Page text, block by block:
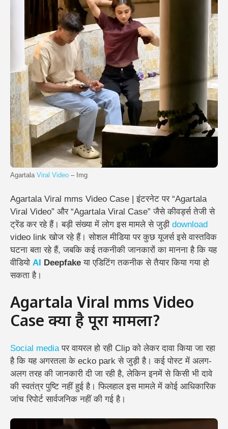
Agartala Viral Video – Img
Agartala Viral mms Video Case | इंटरनेट पर “Agartala
Viral Video” और “Agartala Viral Case” जैसे कीवर्ड्स तेजी से
ट्रेंड कर रहे हैं। बड़ी संख्या में लोग इस मामले से जुड़ी download
video link खोज रहे हैं। सोशल मीडिया पर कुछ यूजर्स इसे वास्तविक
घटना बता रहे हैं, जबकि कई तकनीकी जानकारों का मानना है कि यह
वीडियो AI Deepfake या एडिटिंग तकनीक से तैयार किया गया हो
सकता है।
Agartala Viral mms Video
Case क्या है पूरा मामला?
Social media पर वायरल हो रही Clip को लेकर दावा किया जा रहा
है कि यह अगरतला के ecko park से जुड़ी है। कई पोस्ट में अलग-
अलग तरह की जानकारी दी जा रही है, लेकिन इनमें से किसी भी दावे
की स्वतंत्र पुष्टि नहीं हुई है। फिलहाल इस मामले में कोई आधिकारिक
जांच रिपोर्ट सार्वजनिक नहीं की गई है।